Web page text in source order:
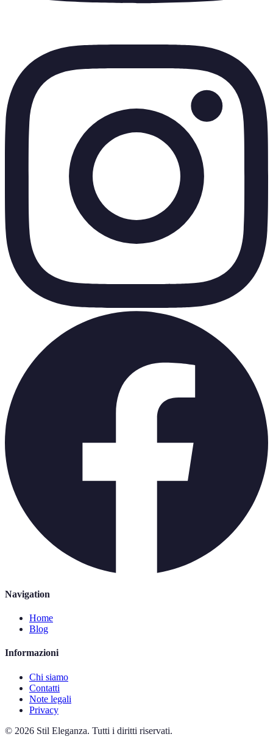
Navigation
Home
Blog
Informazioni
Chi siamo
Contatti
Note legali
Privacy
© 2026 Stil Eleganza. Tutti i diritti riservati.